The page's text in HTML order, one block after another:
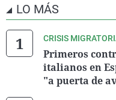
LO MÁS
CRISIS
Primeros
italianos en
"a puerta de